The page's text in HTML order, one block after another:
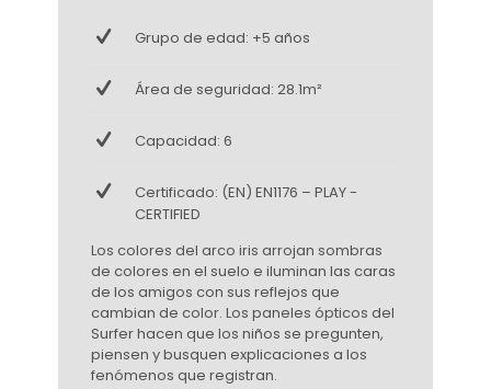
Grupo de edad: +5 años
Área de seguridad: 28.1m²
Capacidad: 6
Certificado: (EN) EN1176 – PLAY -
CERTIFIED
Los colores del arco iris arrojan sombras
de colores en el suelo e iluminan las caras
de los amigos con sus reflejos que
cambian de color. Los paneles ópticos del
Surfer hacen que los niños se pregunten,
piensen y busquen explicaciones a los
fenómenos que registran.